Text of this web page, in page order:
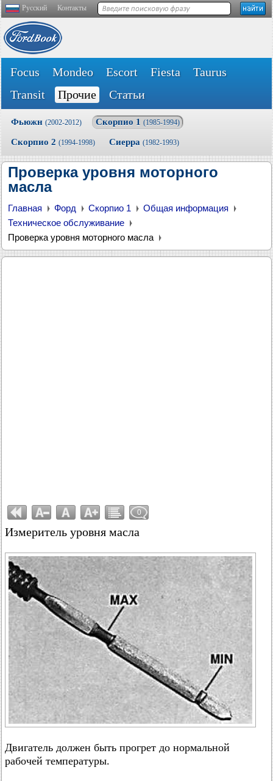
Русский Контакты
Focus Mondeo Escort Fiesta
Taurus
Transit
Прочие Статьи
Фьюжн (2002-2012) Скорпио 1 (1985-1994)
Скорпио 2 (1994-1998) Сиерра (1982-1993)
Проверка уровня моторного
масла
Главная Форд Скорпио 1
Общая информация
Техническое обслуживание
Проверка уровня моторного масла
0
Измеритель уровня масла
Двигатель должен быть прогрет до нормальной
рабочей температуры.